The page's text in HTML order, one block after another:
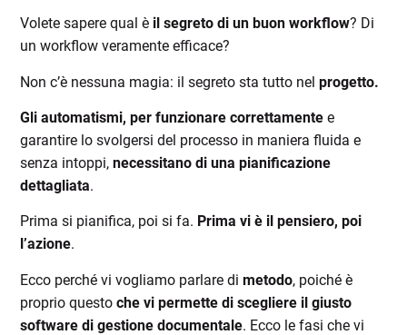
Volete sapere qual è il segreto di un buon workflow? Di
un workflow veramente efficace?
Non c’è nessuna magia: il segreto sta tutto nelprogetto.
Gli automatismi, per funzionare correttamente e
garantire lo svolgersi del processo in maniera fluida e
senza intoppi, necessitano di una pianificazione
dettagliata.
Prima si pianifica, poi si fa. Prima vi è il pensiero, poi
l’azione.
Ecco perché vi vogliamo parlare dimetodo, poiché è
proprio questoche vi permette di scegliere il giusto
software di gestione documentale. Ecco le fasi che vi